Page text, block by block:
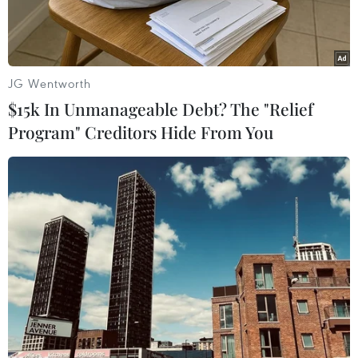
(Ảnh: Vietnam+)
Trong những ngày nắng nóng oi ả, cơ thể dễ bị
mất nước, mệt mỏi và thèm ăn đồ ngọt, lạnh để
giải nhiệt.
Tuy nhiên, nếu không chọn lựa thực phẩm đúng
JG Wentworth
$15k In Unmanageable Debt? The "Relief
Program" Creditors Hide From You